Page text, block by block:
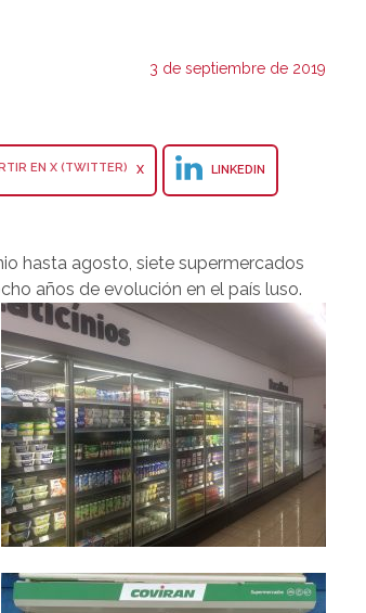
3 de septiembre de 2019
X LINKEDIN
hasta agosto, siete supermercados
años de evolución en el país luso.